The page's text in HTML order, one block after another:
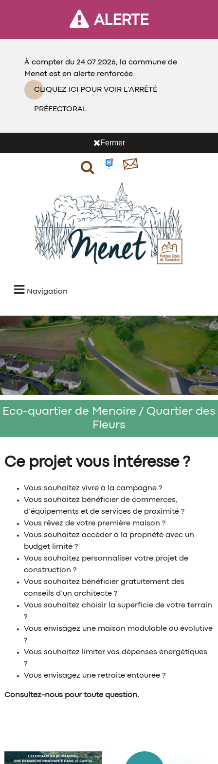
ALERTE
À compter du 24.07.2026, la commune de
Menet est en alerte renforcée.
CLIQUEZ ICI POUR VOIR L'ARRÊTÉ
PRÉFECTORAL
Fermer
Navigation
Eco-quartier de Menoire / Quartier des
Fleurs
Ce projet vous intéresse ?
Vous souhaitez vivre à la campagne ?
Vous souhaitez bénéficier de commerces,
d’équipements et de services de proximité ?
Vous rêvez de votre première maison ?
Vous souhaitez accéder à la propriété avec un
budget limité ?
Vous souhaitez personnaliser votre projet de
construction ?
Vous souhaitez bénéficier gratuitement des
conseils d’un architecte ?
Vous souhaitez choisir la superficie de votre terrain
?
Vous envisagez une maison modulable ou évolutive
?
Vous souhaitez limiter vos dépenses énergétiques
?
Vous envisagez une retraite entourée ?
Consultez-nous pour toute question.